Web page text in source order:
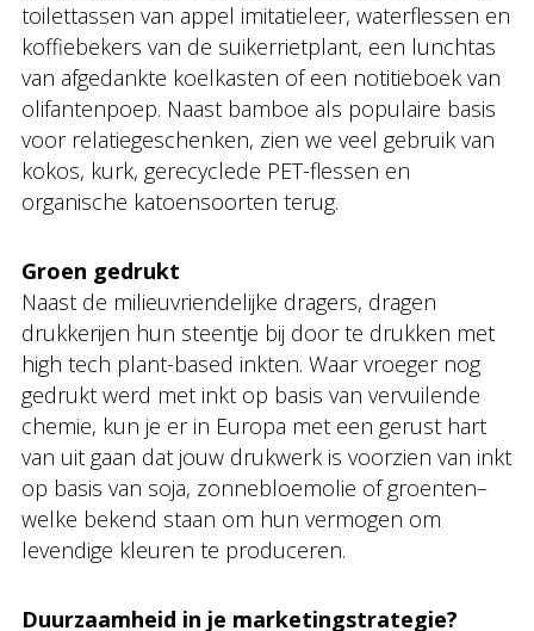
toilettassen van appel imitatieleer, waterflessen en
koffiebekers van de suikerrietplant, een lunchtas
van afgedankte koelkasten of een notitieboek van
olifantenpoep. Naast bamboe als populaire basis
voor relatiegeschenken, zien we veel gebruik van
kokos, kurk, gerecyclede PET-flessen en
organische katoensoorten terug.
Groen gedrukt
Naast de milieuvriendelijke dragers, dragen
drukkerijen hun steentje bij door te drukken met
high tech plant-based inkten. Waar vroeger nog
gedrukt werd met inkt op basis van vervuilende
chemie, kun je er in Europa met een gerust hart
van uit gaan dat jouw drukwerk is voorzien van inkt
op basis van soja, zonnebloemolie of groenten–
welke bekend staan om hun vermogen om
levendige kleuren te produceren.
Duurzaamheid in je marketingstrategie?